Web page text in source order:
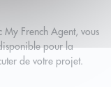
French Agent, vous
pour la
de votre projet.